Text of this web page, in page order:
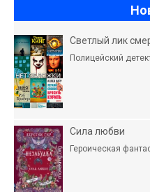
Светлый лик
Полицейский
Сила любви
Героическая